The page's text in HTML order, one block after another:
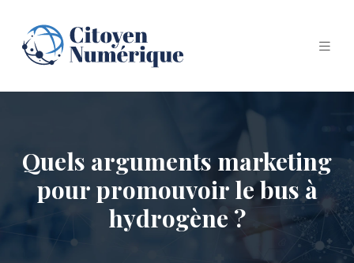
Quels arguments marketing
pour promouvoir le bus à
hydrogène ?